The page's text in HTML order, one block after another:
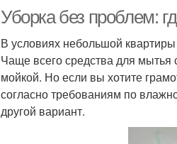
Уборка без проблем:
В условиях небольшой
Чаще всего средства для мытья
мойкой. Но если вы хотите
согласно требованиям по
другой вариант.